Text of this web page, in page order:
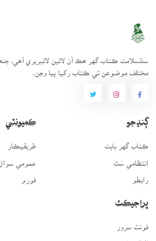
مختلف موضوعن تي ڪتاب رکيا پيا وڃن.
ڳنڍجو
ڪتاب گهر بابت
انتظامي سَٿ
رابطو
ڪميونٽي
طريقيڪار
عمومي سوال
فورم
پراجيڪٽ